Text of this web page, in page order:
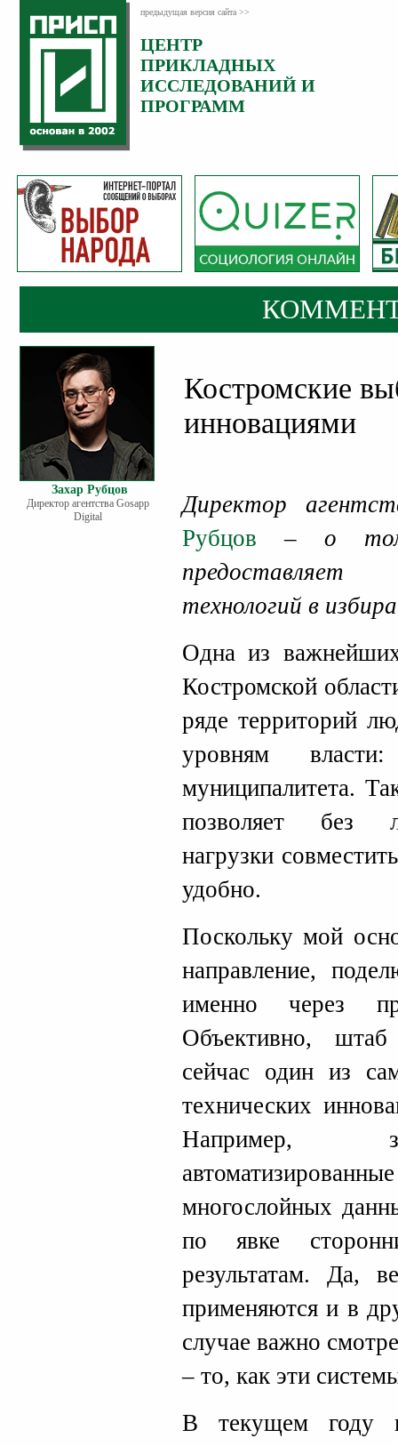
предыдущая версия сайта >>
ЦЕНТР
ПРИКЛАДНЫХ
ИССЛЕДОВАНИЙ И
ПРОГРАММ
Захар Рубцов
Директор агентства Gosapp
Digital
Костромские
инновациями
Директор
Рубцов – о том,
технологий в
Одна из
Костромской
ряде территорий
уровням
муниципалитета.
позволяет без
нагрузки
удобно.
Поскольку мой
направление,
именно через
Объективно,
сейчас один из
технических
Например,
многослойных
по явке
результатам. Да,
применяются и в
случае важно
– то, как эти
В текущем году
Категория:
Комментарии